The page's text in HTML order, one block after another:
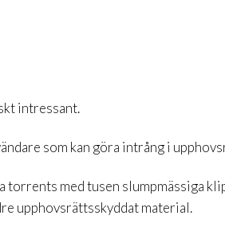
intressant.
som kan göra intrång i
med tusen slumpmässiga
upphovsrättsskyddat material.